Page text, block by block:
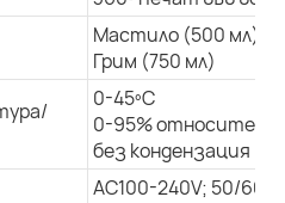
Мастило (500 мл)
Грим (750 мл)
0-45ºC
0-95%
без кондензация
AC100-240V; 50/